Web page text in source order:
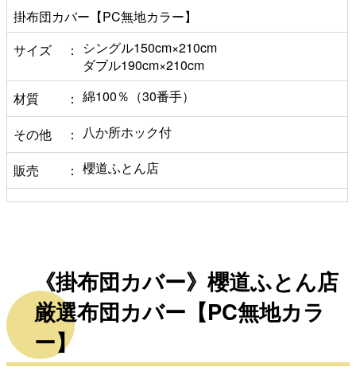
掛布団カバー【PC無地カラー】
サイズ
シングル150cm×210cm
ダブル190cm×210cm
材質
綿100％（30番手）
その他 八か所ホック付
販売 櫻道ふとん店
《掛布団カバー》櫻道ふとん店
厳選布団カバー【PC無地カラ
ー】